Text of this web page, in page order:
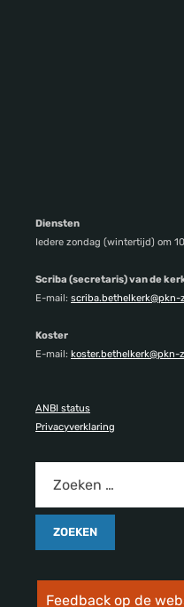
Diensten
Iedere zondag (wintertijd) om
Scriba (secretaris) van de
E-mail:
Koster
E-mail:
ANBI status
Privacyverklaring
Feedback op de